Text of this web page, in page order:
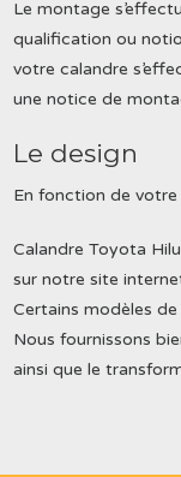
Le montage
qualification ou
votre calandre
une notice de
Le design
En fonction de votre
Calandre Toyota
sur notre site
Certains modèles
Nous fournissons
ainsi que le